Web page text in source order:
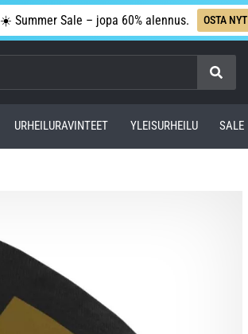
☀️ Summer Sale – jopa 60% alennus. OSTA NYT
URHEILURAVINTEET YLEISURHEILU SALE